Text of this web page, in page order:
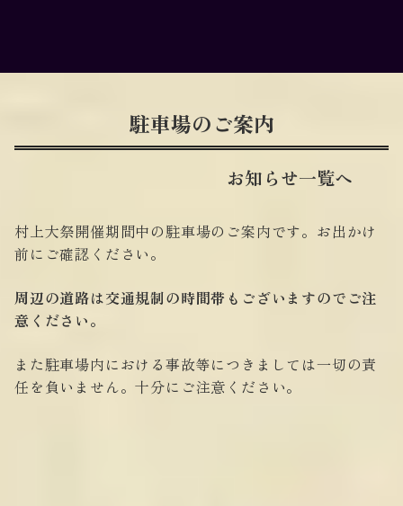
駐車場のご案内
お知らせ一覧へ
村上大祭開催期間中の駐車場のご案内です。お出かけ
前にご確認ください。
周辺の道路は交通規制の時間帯もございますのでご注
意ください。
また駐車場内における事故等につきましては一切の責
任を負いません。十分にご注意ください。